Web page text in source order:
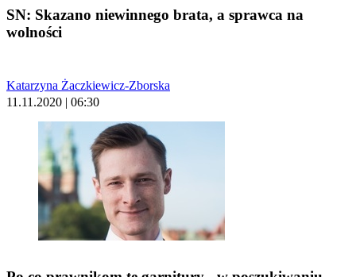
SN: Skazano niewinnego brata, a sprawca na
wolności
Katarzyna Żaczkiewicz-Zborska
11.11.2020 | 06:30